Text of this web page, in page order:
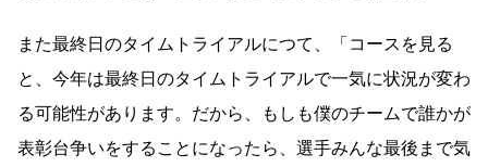
また最終日のタイムトライアルにつて、「コースを見る
と、今年は最終日のタイムトライアルで一気に状況が変わ
る可能性があります。だから、もしも僕のチームで誰かが
表彰台争いをすることになったら、選手みんな最後まで気